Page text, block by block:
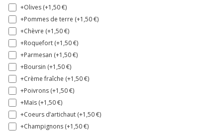
+Olives (+1,50€)
+Pommes de terre (+1,50€)
+Chèvre (+1,50€)
+Roquefort (+1,50€)
+Parmesan (+1,50€)
+Boursin (+1,50€)
+Crème fraîche (+1,50€)
+Poivrons (+1,50€)
+Maïs (+1,50€)
+Coeurs d’artichaut (+1,50€)
+Champignons (+1,50€)